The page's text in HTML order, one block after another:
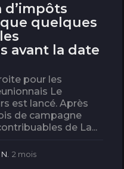
d’impôts
quelques
avant la date
pour les
Le
est lancé. Après
de campagne
de La...
2 mois